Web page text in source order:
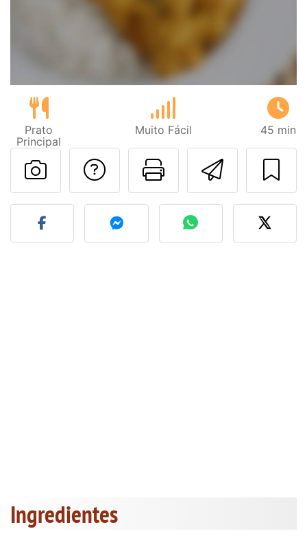
Prato
Principal
Muito Fácil 45 min
Imprima
Falar com o autor
Fez esta receita?
Ingredientes